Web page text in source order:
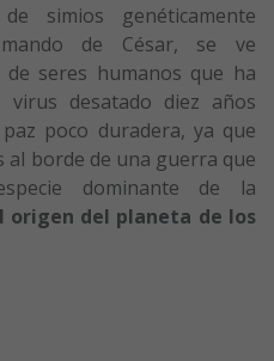
simios genéticamente
de César, se ve
seres humanos que ha
virus desatado diez años
poco duradera, ya que
al borde de una guerra que
dominante de la
origen del planeta de los